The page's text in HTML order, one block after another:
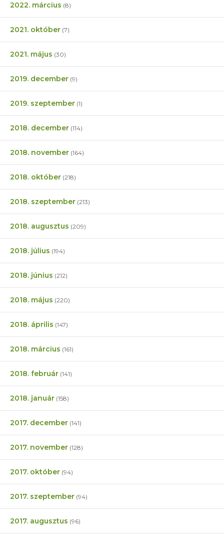
2022. március (8)
2021. október (7)
2021. május (30)
2019. december (9)
2019. szeptember (1)
2018. december (114)
2018. november (164)
2018. október (218)
2018. szeptember (213)
2018. augusztus (209)
2018. július (194)
2018. június (212)
2018. május (220)
2018. április (147)
2018. március (161)
2018. február (141)
2018. január (158)
2017. december (141)
2017. november (128)
2017. október (94)
2017. szeptember (94)
2017. augusztus (96)